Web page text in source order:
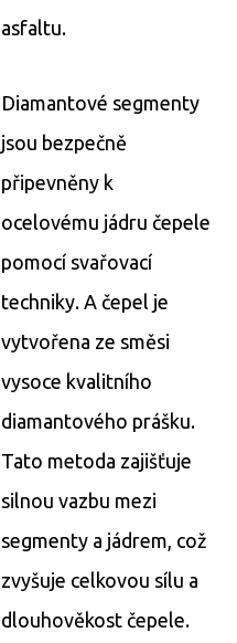
asfaltu.
Diamantové segmenty
jsou bezpečně
připevněny k
ocelovému jádru čepele
pomocí svařovací
techniky. A čepel je
vytvořena ze směsi
vysoce kvalitního
diamantového prášku.
Tato metoda zajišťuje
silnou vazbu mezi
segmenty a jádrem, což
zvyšuje celkovou sílu a
dlouhověkost čepele.